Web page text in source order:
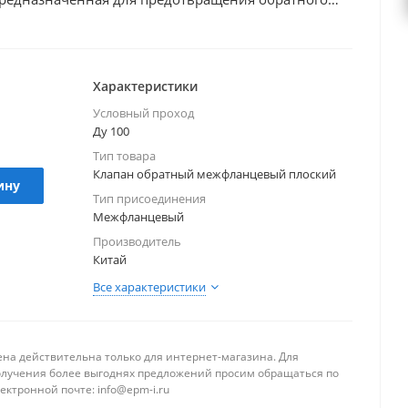
Он устанавливается на трубопровод с
установке направление потока
вверх. Изготовлен из нержавеющей стали
DN 100.
Характеристики
Условный проход
Ду 100
Тип товара
Клапан обратный межфланцевый плоский
Тип присоединения
Межфланцевый
Производитель
Китай
Все характеристики
действительна только для интернет-магазина. Для
более выгоднях предложений просим обращаться по
почте: info@epm-i.ru